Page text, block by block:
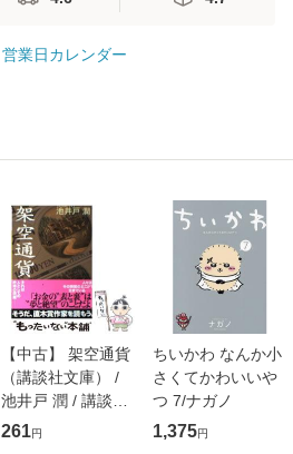
営業日カレンダー
【中古】 架空通貨
（講談社文庫） /
池井戸 潤 / 講談社
[文庫]【メール便送
261円
ちいかわ なんか小
さくてかわいいや
つ 7/ナガノ
1,375円